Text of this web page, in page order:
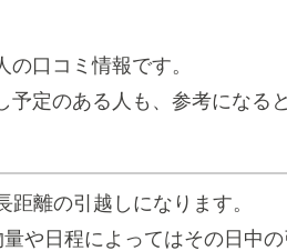
口コミ情報です。
定のある人も、参考になる
離の引越しになります。
や日程によってはその日中の